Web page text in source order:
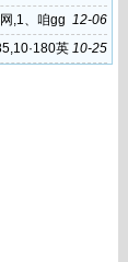
12-06
,1、咱gg
10-25
英